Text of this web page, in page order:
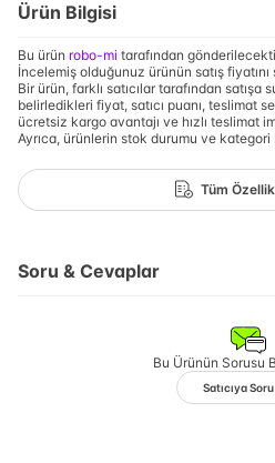
Ürün Bilgisi
Bu ürün robo-mi tarafından
İncelemiş olduğunuz ürünün satış fiyatını
Bir ürün, farklı satıcılar tarafından satışa
belirledikleri fiyat, satıcı puanı, teslimat
ücretsiz kargo avantajı ve hızlı teslimat
Ayrıca, ürünlerin stok durumu ve
Tüm
Soru & Cevaplar
Bu Ürünün Sorusu
Satıcıya